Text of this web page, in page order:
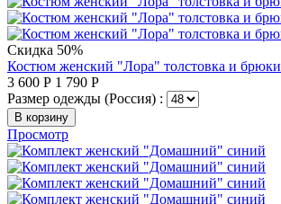
Скидка 50%
Костюм женский "Лора" толстовка и брюки
3 600 Р 1 790 Р
Размер одежды (Россия) :
В корзину
Просмотр